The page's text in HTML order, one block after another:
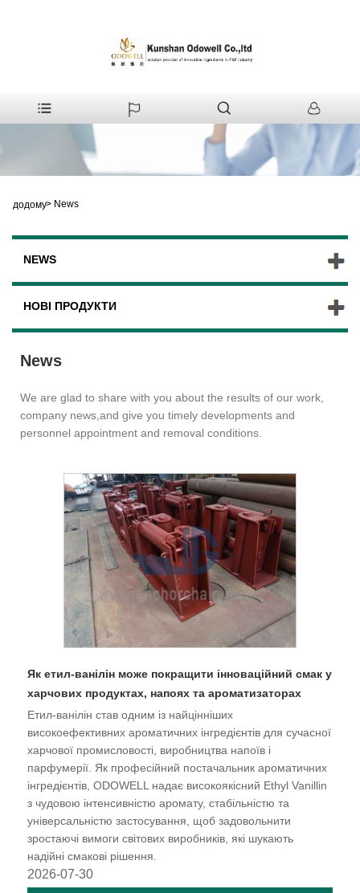
додому> News
NEWS
НОВІ ПРОДУКТИ
News
We are glad to share with you about the results of our work,
company news,and give you timely developments and
personnel appointment and removal conditions.
Як етил-ванілін може покращити інноваційний смак у
харчових продуктах, напоях та ароматизаторах
Етил-ванілін став одним із найцінніших
високоефективних ароматичних інгредієнтів для сучасної
харчової промисловості, виробництва напоїв і
парфумерії. Як професійний постачальник ароматичних
інгредієнтів, ODOWELL надає високоякісний Ethyl Vanillin
з чудовою інтенсивністю аромату, стабільністю та
універсальністю застосування, щоб задовольнити
зростаючі вимоги світових виробників, які шукають
надійні смакові рішення.
2026-07-30